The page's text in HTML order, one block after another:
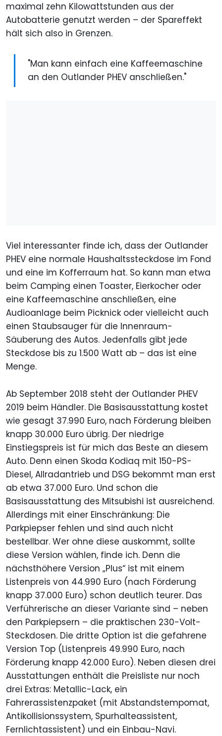
maximal zehn Kilowattstunden aus der
Autobatterie genutzt werden – der Spareffekt
hält sich also in Grenzen.
"Man kann einfach eine Kaffeemaschine
an den Outlander PHEV anschließen."
Viel interessanter finde ich, dass der Outlander
PHEV eine normale Haushaltssteckdose im Fond
und eine im Kofferraum hat. So kann man etwa
beim Camping einen Toaster, Eierkocher oder
eine Kaffeemaschine anschließen, eine
Audioanlage beim Picknick oder vielleicht auch
einen Staubsauger für die Innenraum-
Säuberung des Autos. Jedenfalls gibt jede
Steckdose bis zu 1.500 Watt ab – das ist eine
Menge.
Ab September 2018 steht der Outlander PHEV
2019 beim Händler. Die Basisausstattung kostet
wie gesagt 37.990 Euro, nach Förderung bleiben
knapp 30.000 Euro übrig. Der niedrige
Einstiegspreis ist für mich das Beste an diesem
Auto. Denn einen Skoda Kodiaq mit 150-PS-
Diesel, Allradantrieb und DSG bekommt man erst
ab etwa 37.000 Euro. Und schon die
Basisausstattung des Mitsubishi ist ausreichend.
Allerdings mit einer Einschränkung: Die
Parkpiepser fehlen und sind auch nicht
bestellbar. Wer ohne diese auskommt, sollte
diese Version wählen, finde ich. Denn die
nächsthöhere Version „Plus“ ist mit einem
Listenpreis von 44.990 Euro (nach Förderung
knapp 37.000 Euro) schon deutlich teurer. Das
Verführerische an dieser Variante sind – neben
den Parkpiepsern – die praktischen 230-Volt-
Steckdosen. Die dritte Option ist die gefahrene
Version Top (Listenpreis 49.990 Euro, nach
Förderung knapp 42.000 Euro). Neben diesen drei
Ausstattungen enthält die Preisliste nur noch
drei Extras: Metallic-Lack, ein
Fahrerassistenzpaket (mit Abstandstempomat,
Antikollisionssystem, Spurhalteassistent,
Fernlichtassistent) und ein Einbau-Navi.